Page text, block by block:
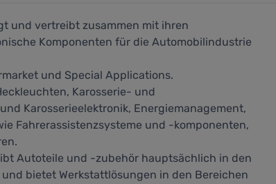
und vertreibt zusammen mit ihren
Komponenten für die Automobilindustrie
und Special Applications.
Karosserie- und
Karosserieelektronik, Energiemanagement,
Fahrerassistenzsysteme und -komponenten,
Autoteile und -zubehör hauptsächlich in den
bietet Werkstattlösungen in den Bereichen